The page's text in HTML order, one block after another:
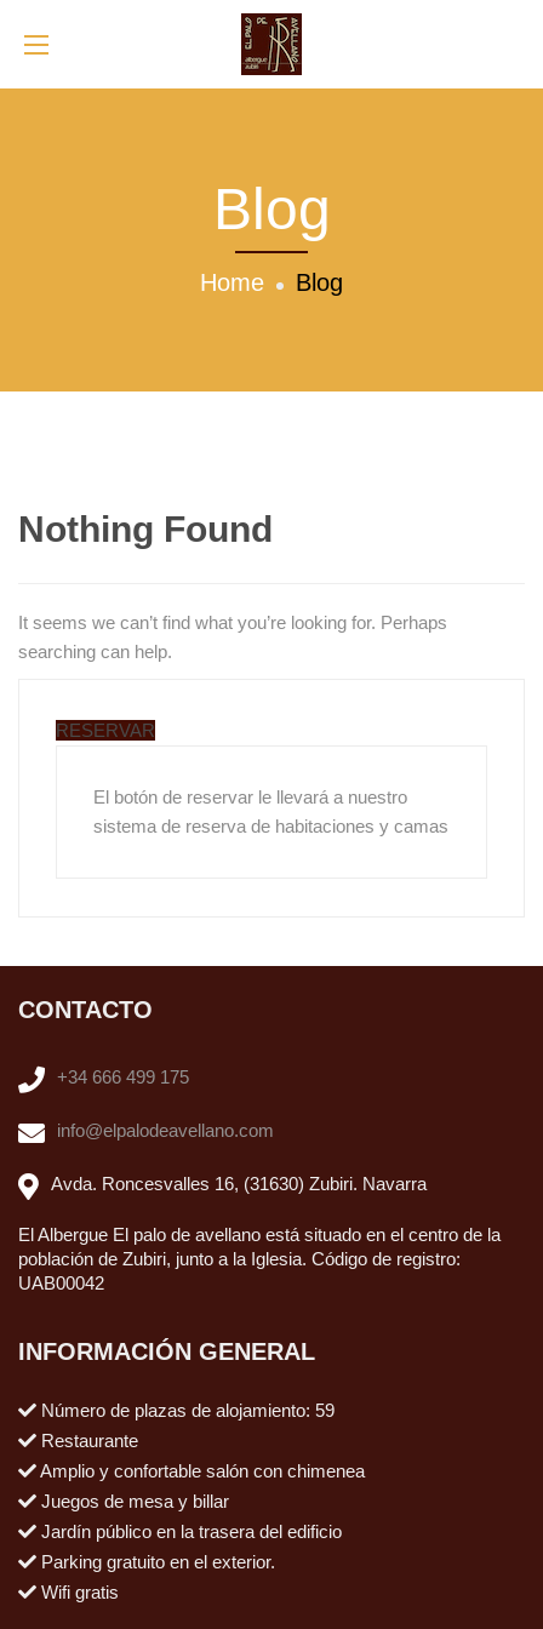
Blog
Home Blog
Nothing Found
It seems we can’t find what you’re looking for. Perhaps
searching can help.
RESERVAR
El botón de reservar le llevará a nuestro
sistema de reserva de habitaciones y camas
CONTACTO
+34 666 499 175
info@elpalodeavellano.com
Avda. Roncesvalles 16, (31630) Zubiri. Navarra
El Albergue El palo de avellano está situado en el centro de la
población de Zubiri, junto a la Iglesia. Código de registro:
UAB00042
INFORMACIÓN GENERAL
Número de plazas de alojamiento: 59
Restaurante
Amplio y confortable salón con chimenea
Juegos de mesa y billar
Jardín público en la trasera del edificio
Parking gratuito en el exterior.
Wifi gratis